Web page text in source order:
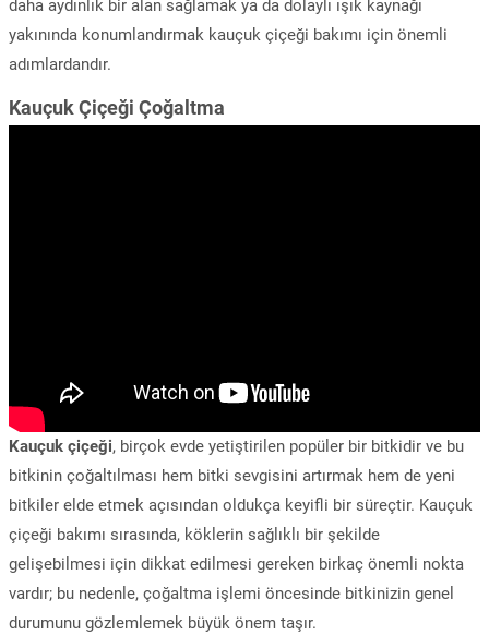
daha aydınlık bir alan sağlamak ya da dolaylı ışık kaynağı
yakınında konumlandırmak kauçuk çiçeği bakımı için önemli
adımlardandır.
Kauçuk Çiçeği Çoğaltma
Kauçuk çiçeği, birçok evde yetiştirilen popüler bir bitkidir ve bu
bitkinin çoğaltılması hem bitki sevgisini artırmak hem de yeni
bitkiler elde etmek açısından oldukça keyifli bir süreçtir. Kauçuk
çiçeği bakımı sırasında, köklerin sağlıklı bir şekilde
gelişebilmesi için dikkat edilmesi gereken birkaç önemli nokta
vardır; bu nedenle, çoğaltma işlemi öncesinde bitkinizin genel
durumunu gözlemlemek büyük önem taşır.